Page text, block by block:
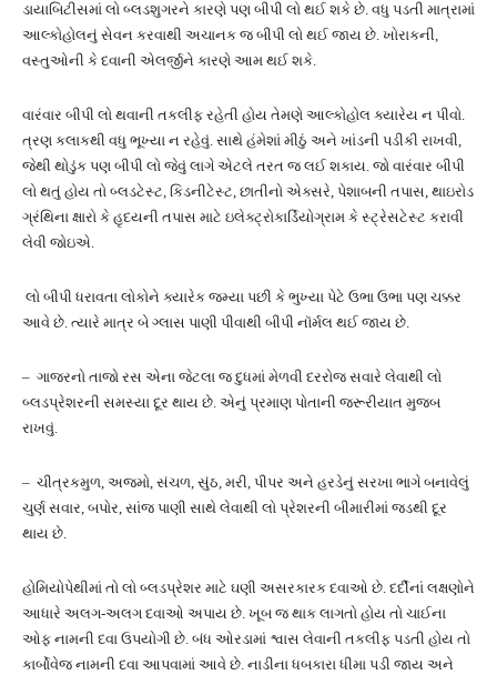
ડાયાબિટીસમાં લો બ્લડશુગરને કારણે પણ બીપી લો થઈ શકે છે. વધુ પડતી માત્રામાં
આલ્કોહોલનું સેવન કરવાથી અચાનક જ બીપી લો થઈ જાય છે. ખોરાકની,
વસ્તુઓની કે દવાની એલર્જીને કારણે આમ થઈ શકે.
વારંવાર બીપી લો થવાની તકલીફ રહેતી હોય તેમણે આલ્કોહોલ ક્યારેય ન પીવો.
ત્રણ કલાકથી વધુ ભૂખ્યા ન રહેવું. સાથે હંમેશાં મીઠું અને ખાંડની પડીકી રાખવી,
જેથી થોડુંક પણ બીપી લો જેવું લાગે એટલે તરત જ લઈ શકાય. જો વારંવાર બીપી
લો થતું હોય તો બ્લડટેસ્ટ, કિડનીટેસ્ટ, છાતીનો એક્સરે, પેશાબની તપાસ, થાઇરોડ
ગ્રંથિના ક્ષારો કે હૃદયની તપાસ માટે ઇલેક્ટ્રોકાર્ડિયોગ્રામ કે સ્ટ્રેસટેસ્ટ કરાવી
લેવી જોઇએ.
લો બીપી ધરાવતા લોકોને ક્યારેક જમ્યા પછી કે ભુખ્યા પેટે ઉભા ઉભા પણ ચક્કર
આવે છે. ત્યારે માત્ર બે ગ્લાસ પાણી પીવાથી બીપી નૉર્મલ થઈ જાય છે.
– ગાજરનો તાજો રસ એના જેટલા જ દુધમાં મેળવી દરરોજ સવારે લેવાથી લો
બ્લડપ્રેશરની સમસ્યા દૂર થાય છે. એનું પ્રમાણ પોતાની જરૂરીયાત મુજબ
રાખવું.
– ચીત્રકમુળ, અજમો, સંચળ, સુંઠ, મરી, પીપર અને હરડેનું સરખા ભાગે બનાવેલું
ચુર્ણ સવાર, બપોર, સાંજ પાણી સાથે લેવાથી લો પ્રેશરની બીમારીમાં જડથી દૂર
થાય છે.
હોમિયોપેથીમાં તો લો બ્લડપ્રેશર માટે ઘણી અસરકારક દવાઓ છે. દર્દીનાં લક્ષણોને
આધારે અલગ-અલગ દવાઓ અપાય છે. ખૂબ જ થાક લાગતો હોય તો ચાઈના
ઓફ નામની દવા ઉપયોગી છે. બંધ ઓરડામાં શ્વાસ લેવાની તકલીફ પડતી હોય તો
કાર્બોવેજ નામની દવા આપવામાં આવે છે. નાડીના ધબકારા ધીમા પડી જાય અને